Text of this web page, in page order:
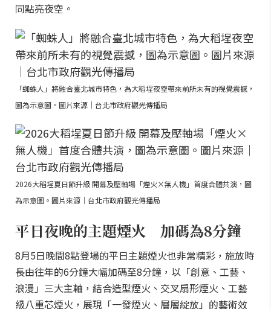
同點亮夜空。
「蜘蛛人」將融合臺北城市特色，為大稻埕夜空帶來前所未有的視覺震撼，
圖為示意圖。圖片來源｜台北市政府觀光傳播局
2026大稻埕夏日節升級 開幕及壓軸場「煙火×無人機」首度合體共演，圖
為示意圖。圖片來源｜台北市政府觀光傳播局
平日夜晚的主題煙火 加碼為8分鐘
8月5日晚間8點登場的平日主題煙火也非常精彩，施放時
長由往年的6分鐘大幅加碼至8分鐘，以「創意、工藝、
浪漫」三大主軸，結合造型煙火、交叉扇形煙火、工藝
級八重芯煙火，展現「一發煙火、層層綻放」的藝術效